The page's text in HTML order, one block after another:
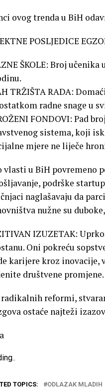
ovog trenda u BiH
POSLJEDICE
ŠKOLE: Broj
TRŽIŠTA RADA:
radne snage u
FONDOVI: Pad
sistema, koji
mjere ne liječe
vlasti u BiH povremeno
podrške
naglašavaju da
nužne su
IZUZETAK:
Oni pokreću
karijere kroz inovacije,
društvene promjene.
radikalnih reformi,
ostaće najteži
...
TOPICS: ODLAZAK MLADIH